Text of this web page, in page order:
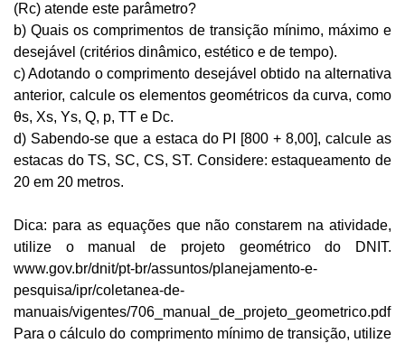
(Rc) atende este parâmetro?
b) Quais os comprimentos de transição mínimo, máximo e
desejável (critérios dinâmico, estético e de tempo).
c) Adotando o comprimento desejável obtido na alternativa
anterior, calcule os elementos geométricos da curva, como
θs, Xs, Ys, Q, p, TT e Dc.
d) Sabendo-se que a estaca do PI [800 + 8,00], calcule as
estacas do TS, SC, CS, ST. Considere: estaqueamento de
20 em 20 metros.
Dica: para as equações que não constarem na atividade,
utilize o manual de projeto geométrico do DNIT.
www.gov.br/dnit/pt-br/assuntos/planejamento-e-
pesquisa/ipr/coletanea-de-
manuais/vigentes/706_manual_de_projeto_geometrico.pdf
Para o cálculo do comprimento mínimo de transição, utilize